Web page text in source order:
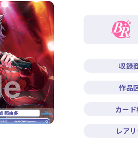
カードリスト
収録
作品
カー
レア